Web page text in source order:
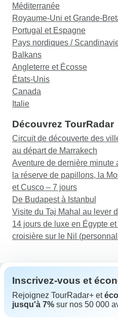
Méditerranée
Royaume-Uni et Grande-
Portugal et Espagne
Pays nordiques /
Balkans
Angleterre et Écosse
États-Unis
Canada
Italie
Découvrez TourRadar
Circuit de découverte des
au départ de Marrakech
Aventure de dernière minute
la réserve de papillons, la
et Cusco – 7 jours
De Budapest à Istanbul
Visite du Taj Mahal au lever
14 jours de luxe en Égypte
croisière sur le Nil
Assistance
Contactez-nous
Inscrivez-vous et
Rejoignez TourRadar+ et
jusqu'à 7% sur nos 50 000